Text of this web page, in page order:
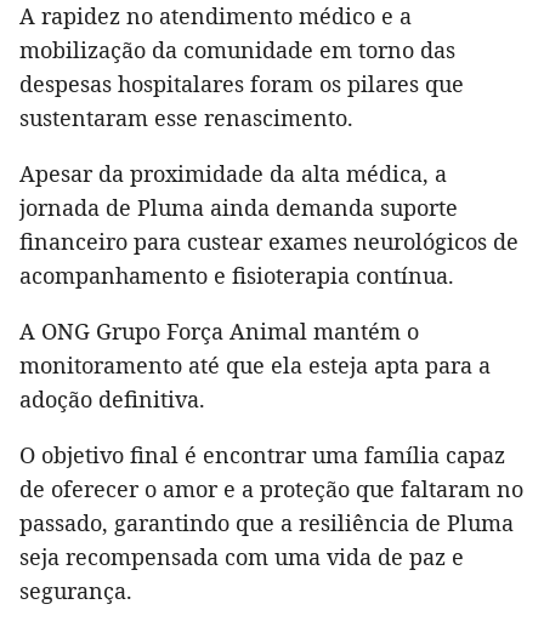
A rapidez no atendimento médico e a
mobilização da comunidade em torno das
despesas hospitalares foram os pilares que
sustentaram esse renascimento.
Apesar da proximidade da alta médica, a
jornada de Pluma ainda demanda suporte
financeiro para custear exames neurológicos de
acompanhamento e fisioterapia contínua.
A ONG Grupo Força Animal mantém o
monitoramento até que ela esteja apta para a
adoção definitiva.
O objetivo final é encontrar uma família capaz
de oferecer o amor e a proteção que faltaram no
passado, garantindo que a resiliência de Pluma
seja recompensada com uma vida de paz e
segurança.